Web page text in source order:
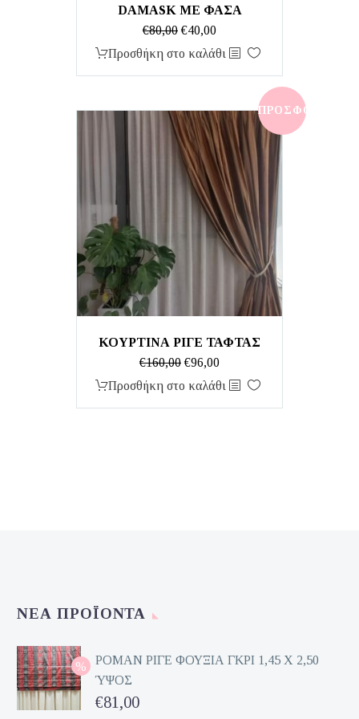
DAMASK ΜΕ ΦΆΣΑ
€80,00 Original
price
€40,00Η
τρέχουσα
€40,00.
Προσθήκη στο καλάθι
ΠΡΟΣΦΟΡΆ!
ΚΟΥΡΤΙΝΑ ΡΙΓΕ ΤΑΦΤΑΣ
€160,00 Original
price
€96,00Η
τρέχουσα
Προσθήκη στο καλάθι
ΝΈΑ ΠΡΟΪΌΝΤΑ
ΡΟΜΑΝ ΡΙΓΕ ΦΟΥΞΙΑ ΓΚΡΙ 1,45 Χ 2,50
ΎΨΟΣ
Original
€81,00